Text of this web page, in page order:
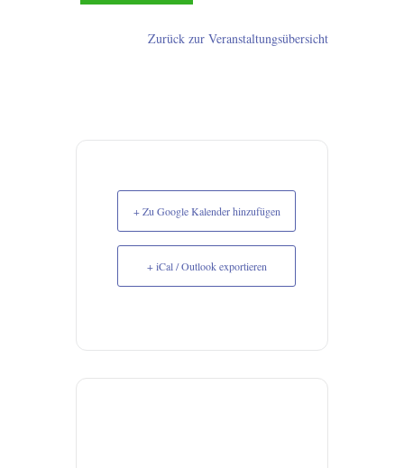
Zurück zur Veranstaltungsübersicht
+ Zu Google Kalender hinzufügen
+ iCal / Outlook exportieren